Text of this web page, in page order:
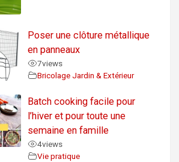
Poser une clôture métallique
en panneaux
7views
Bricolage Jardin & Extérieur
Batch cooking facile pour
l’hiver et pour toute une
semaine en famille
4views
Vie pratique